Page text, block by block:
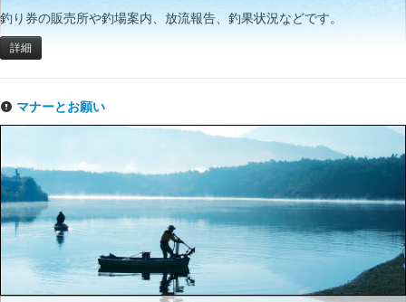
釣り券の販売所や釣場案内、放流報告、釣果状況などです。
詳細
マナーとお願い